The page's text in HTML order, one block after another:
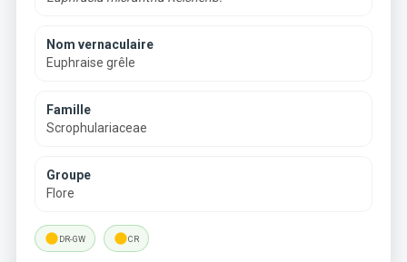
Nom vernaculaire
Euphraise grêle
Famille
Scrophulariaceae
Groupe
Flore
lensDR-GW lensCR